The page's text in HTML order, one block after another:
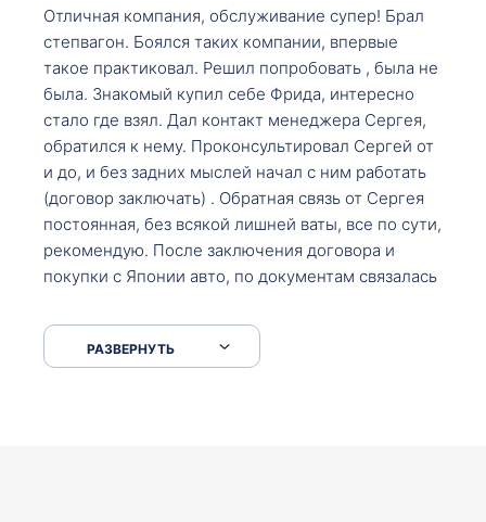
Отличная компания, обслуживание супер! Брал
степвагон. Боялся таких компании, впервые
такое практиковал. Решил попробовать , была не
была. Знакомый купил себе Фрида, интересно
стало где взял. Дал контакт менеджера Сергея,
обратился к нему. Проконсультировал Сергей от
и до, и без задних мыслей начал с ним работать
(договор заключать) . Обратная связь от Сергея
постоянная, без всякой лишней ваты, все по сути,
рекомендую. После заключения договора и
покупки с Японии авто, по документам связалась
что заполнить, куда зайти, образцы и т.д. После
приехал за авто. Меня тепло встретили Сергей с
РАЗВЕРНУТЬ